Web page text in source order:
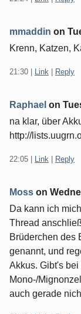
mmaddin on
Krenn, Katzen,
21:30 Link Reply
Raphael on
na klar, über
http://
22:05 Link Reply
Moss on
Da kann ich
Thread
Brüderchen des
genannt, und
Akkus. Gibt's
Mono-/
auch gerade